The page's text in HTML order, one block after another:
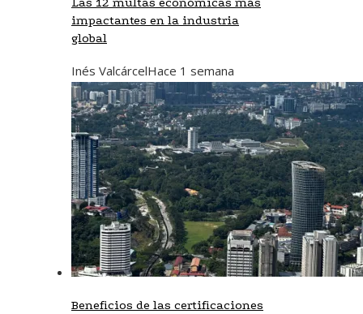
impactantes en la industria
global
Inés ValcárcelHace 1 semana
Beneficios de las certificaciones